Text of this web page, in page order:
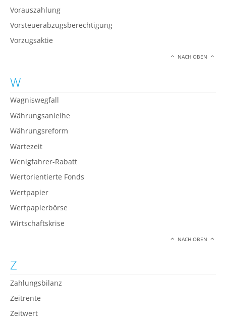
Vorauszahlung
Vorsteuerabzugsberechtigung
Vorzugsaktie
NACH OBEN
W
Wagniswegfall
Währungsanleihe
Währungsreform
Wartezeit
Wenigfahrer-Rabatt
Wertorientierte Fonds
Wertpapier
Wertpapierbörse
Wirtschaftskrise
NACH OBEN
Z
Zahlungsbilanz
Zeitrente
Zeitwert